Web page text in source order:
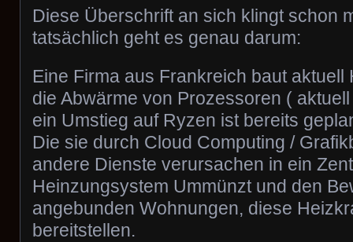
Diese Überschrift an sich klingt schon
tatsächlich geht es genau darum:
Eine Firma aus Frankreich baut
die Abwärme von Prozessoren (
ein Umstieg auf Ryzen ist bereits
Die sie durch Cloud Computing /
andere Dienste verursachen in ein
Heinzungsystem Ummünzt und den
angebunden Wohnungen, diese
bereitstellen.